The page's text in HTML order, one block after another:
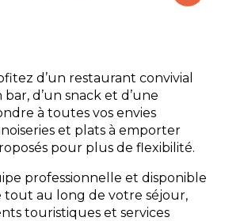
Aquatique
Les activités
infos pratiques
d’un restaurant convivial
bar, d’un snack et d’une
à toutes vos envies
et plats à emporter
pour plus de flexibilité.
professionnelle et disponible
tout au long de votre séjour,
touristiques et services